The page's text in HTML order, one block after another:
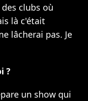
clubs où
là c'était
lâcherai pas. Je
?
un show qui